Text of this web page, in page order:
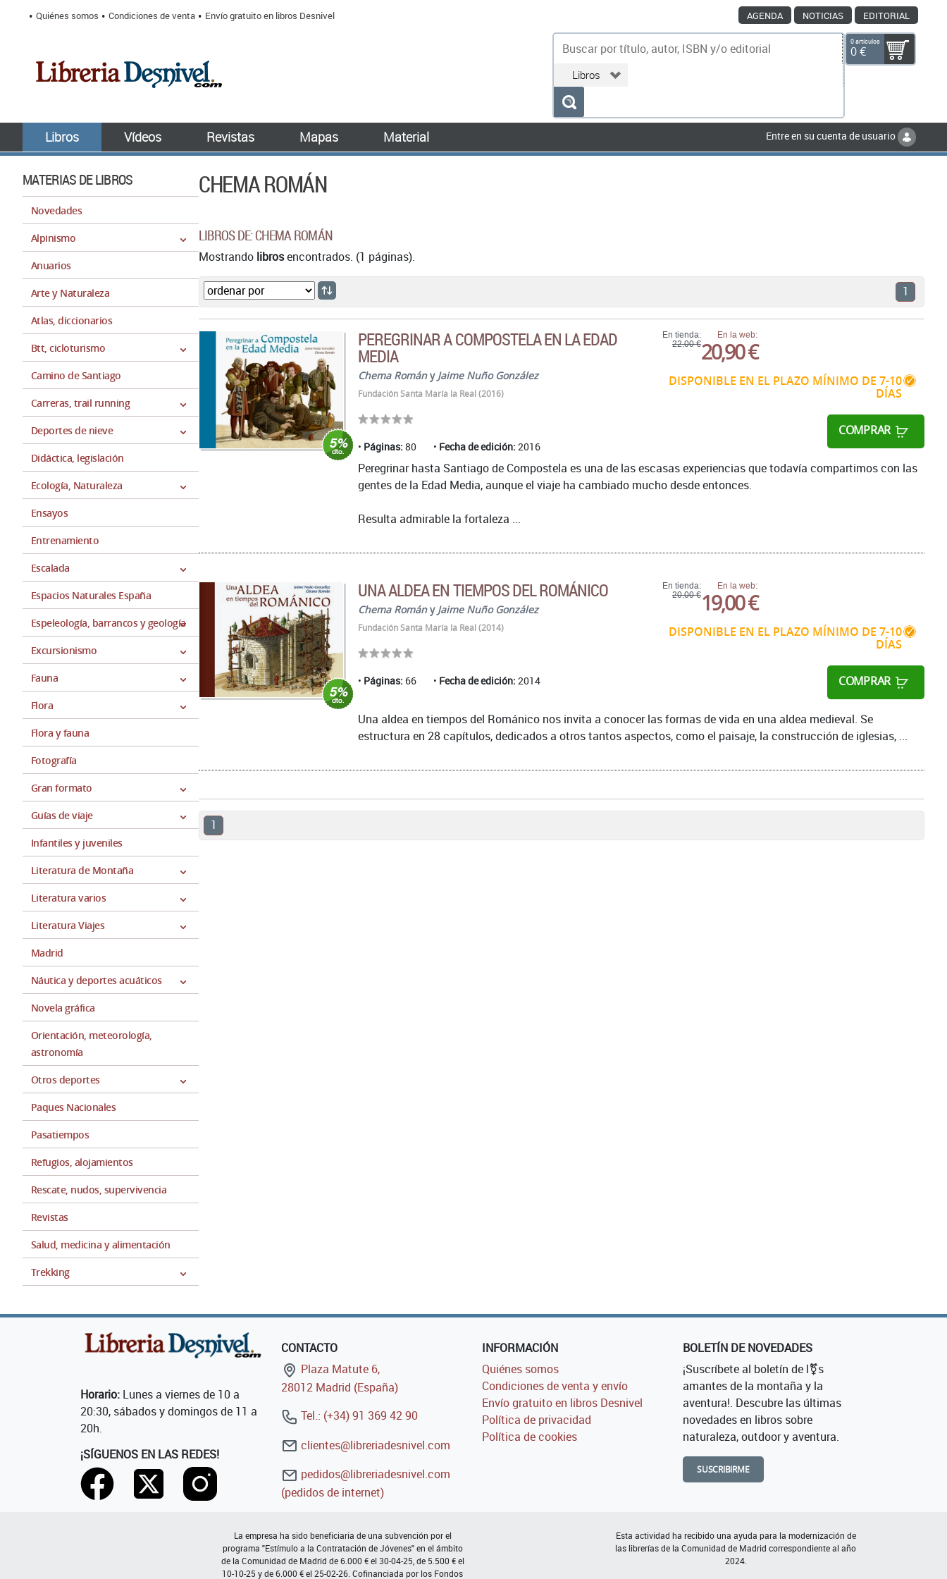
Quiénes somos Condiciones de venta Envío gratuito en libros Desnivel AGENDA NOTICIAS EDITORIAL
0 artículos
0 €
Libros Vídeos Revistas Mapas Material Entre en su cuenta de usuario
MATERIAS DE LIBROS
Novedades
Alpinismo
Anuarios
Arte y Naturaleza
Atlas, diccionarios
Btt, cicloturismo
Camino de Santiago
Carreras, trail running
Deportes de nieve
Didáctica, legislación
Ecología, Naturaleza
Ensayos
Entrenamiento
Escalada
Espacios Naturales España
Espeleología, barrancos y geología
Excursionismo
Fauna
Flora
Flora y fauna
Fotografía
Gran formato
Guías de viaje
Infantiles y juveniles
Literatura de Montaña
Literatura varios
Literatura Viajes
Madrid
Náutica y deportes acuáticos
Novela gráfica
Orientación, meteorología,
astronomía
Otros deportes
Paques Nacionales
Pasatiempos
Refugios, alojamientos
Rescate, nudos, supervivencia
Revistas
Salud, medicina y alimentación
Trekking
CHEMA ROMÁN
LIBROS DE: CHEMA ROMÁN
Mostrando librosencontrados. (1 páginas).
1
PEREGRINAR A COMPOSTELA EN LA EDAD
MEDIA
Chema Romány Jaime Nuño González
Fundación Santa María la Real (2016)
Páginas: 80 Fecha de edición: 2016
En tienda:
22,00 €
En la web:
20,90 €
DISPONIBLE EN EL PLAZO MÍNIMO DE 7-10
DÍAS
COMPRAR
Peregrinar hasta Santiago de Compostela es una de las escasas experiencias que todavía compartimos con las
gentes de la Edad Media, aunque el viaje ha cambiado mucho desde entonces.
Resulta admirable la fortaleza ...
UNA ALDEA EN TIEMPOS DEL ROMÁNICO
Chema Romány Jaime Nuño González
Fundación Santa María la Real (2014)
Páginas: 66 Fecha de edición: 2014
En tienda:
20,00 €
En la web:
19,00 €
DISPONIBLE EN EL PLAZO MÍNIMO DE 7-10
DÍAS
COMPRAR
Una aldea en tiempos del Románico nos invita a conocer las formas de vida en una aldea medieval. Se
estructura en 28 capítulos, dedicados a otros tantos aspectos, como el paisaje, la construcción de iglesias, ...
1
Horario: Lunes a viernes de 10 a
20:30, sábados y domingos de 11 a
20h.
¡SÍGUENOS EN LAS REDES!
CONTACTO
Plaza Matute 6,
28012 Madrid (España)
Tel.: (+34) 91 369 42 90
clientes@libreriadesnivel.com
pedidos@libreriadesnivel.com
(pedidos de internet)
INFORMACIÓN
Quiénes somos
Condiciones de venta y envío
Envío gratuito en libros Desnivel
Política de privacidad
Política de cookies
BOLETÍN DE NOVEDADES
¡Suscríbete al boletín de l⚧s
amantes de la montaña y la
aventura!. Descubre las últimas
novedades en libros sobre
naturaleza, outdoor y aventura.
SUSCRIBIRME
La empresa ha sido beneficiaria de una subvención por el
programa "Estímulo a la Contratación de Jóvenes" en el ámbito
de la Comunidad de Madrid de 6.000 € el 30-04-25, de 5.500 € el
10-10-25 y de 6.000 € el 25-02-26. Cofinanciada por los Fondos
Esta actividad ha recibido una ayuda para la modernización de
las librerías de la Comunidad de Madrid correspondiente al año
2024.